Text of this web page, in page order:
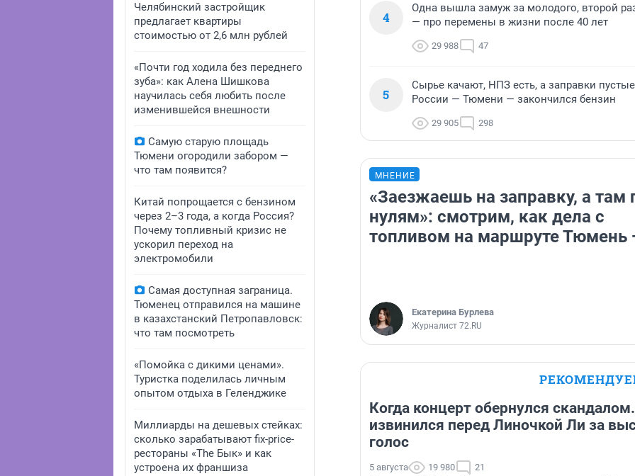
Челябинский застройщик
предлагает квартиры
стоимостью от 2,6 млн рублей
«Почти год ходила без переднего
зуба»: как Алена Шишкова
научилась себя любить после
изменившейся внешности
Самую старую площадь
Тюмени огородили забором —
что там появится?
Китай попрощается с бензином
через 2–3 года, а когда Россия?
Почему топливный кризис не
ускорил переход на
электромобили
Самая доступная заграница.
Тюменец отправился на машине
в казахстанский Петропавловск:
что там посмотреть
«Помойка с дикими ценами».
Туристка поделилась личным
опытом отдыха в Геленджике
Миллиарды на дешевых стейках:
сколько зарабатывают fix-price-
рестораны «The Бык» и как
устроена их франшиза
4
Одна вышла замуж за молодого, второй
— про перемены в жизни после 40 лет
29 988 47
5
Сырье качают, НПЗ есть, а заправки
России — Тюмени — закончился бензин
29 905 298
МНЕНИЕ
«Заезжаешь на заправку, а там
нулям»: смотрим, как дела с
топливом на маршруте Тюмень
Екатерина Бурлева
Журналист 72.RU
Когда концерт обернулся
извинился перед Линочкой Ли за
голос
5 августа 19 980 21